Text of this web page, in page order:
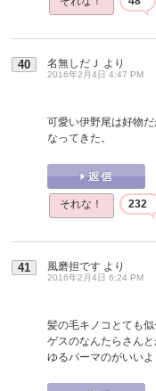
40 名無しだＪ より
2016年2月4日 4:47 PM
可愛い伊野尾は好物
なってきた。
それな！ 232
41 風磨担です より
2016年2月4日 6:24 PM
髪の毛キノコとても
ゲスのなんたらさんと
ゆるパーマのがいいよ